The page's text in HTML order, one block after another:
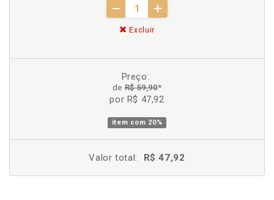
Excluir
Preço:
deR$ 59,90*
por R$ 47,92
item com 20%
Valor total: R$ 47,92